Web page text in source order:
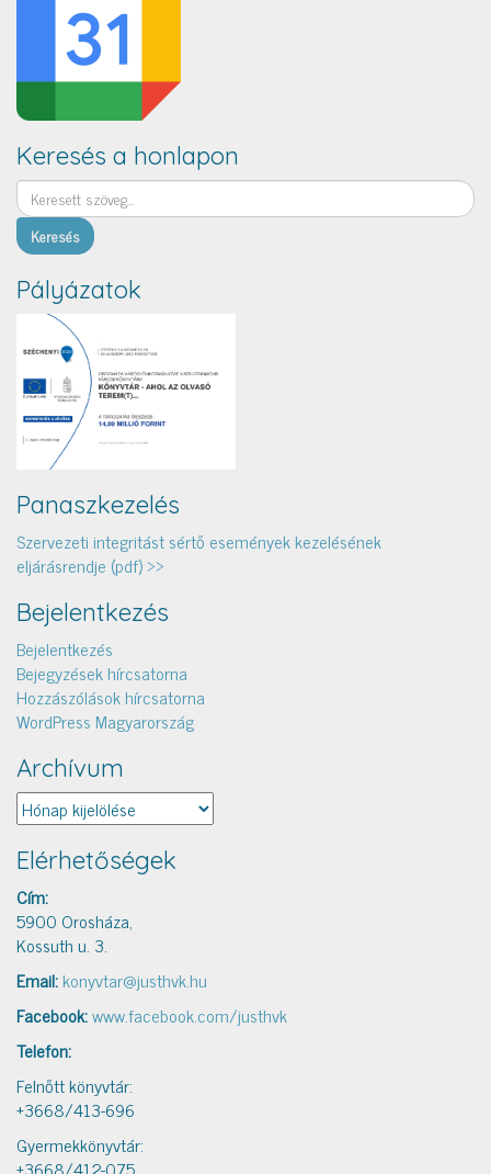
Keresés a honlapon
Keresés
Pályázatok
Panaszkezelés
Szervezeti integritást sértő események kezelésének
eljárásrendje (pdf) >>
Bejelentkezés
Bejelentkezés
Bejegyzések hírcsatorna
Hozzászólások hírcsatorna
WordPress Magyarország
Archívum
Archívum
Elérhetőségek
Cím:
5900 Orosháza,
Kossuth u. 3.
Email:konyvtar@justhvk.hu
Facebook:www.facebook.com/justhvk
Telefon:
Felnőtt könyvtár:
+3668/413-696
Gyermekkönyvtár:
+3668/412-075